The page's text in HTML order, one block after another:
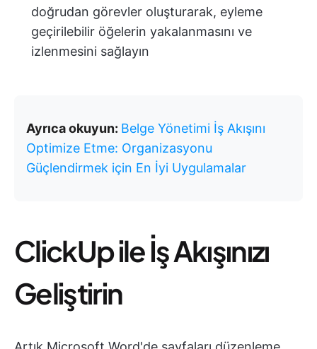
doğrudan görevler oluşturarak, eyleme
geçirilebilir öğelerin yakalanmasını ve
izlenmesini sağlayın
Ayrıca okuyun: Belge Yönetimi İş Akışını
Optimize Etme: Organizasyonu
Güçlendirmek için En İyi Uygulamalar
ClickUp ile İş Akışınızı
Geliştirin